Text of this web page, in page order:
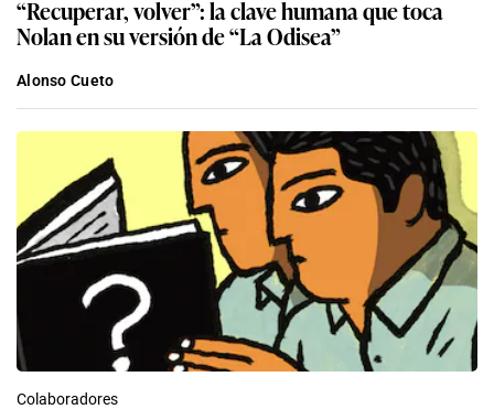
“Recuperar, volver”: la clave humana que toca
Nolan en su versión de “La Odisea”
Alonso Cueto
Colaboradores